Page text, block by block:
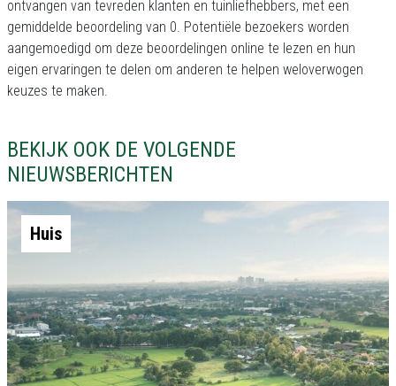
ontvangen van tevreden klanten en tuinliefhebbers, met een
gemiddelde beoordeling van 0. Potentiële bezoekers worden
aangemoedigd om deze beoordelingen online te lezen en hun
eigen ervaringen te delen om anderen te helpen weloverwogen
keuzes te maken.
BEKIJK OOK DE VOLGENDE
NIEUWSBERICHTEN
Huis